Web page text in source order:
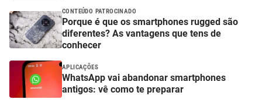
CONTEÚDO PATROCINADO
Porque é que os smartphones rugged são
diferentes? As vantagens que tens de
conhecer
APLICAÇÕES
WhatsApp vai abandonar smartphones
antigos: vê como te preparar